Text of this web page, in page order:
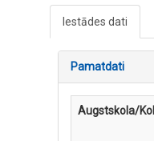
Iestādes dati
Pamatdati
Augstskola/